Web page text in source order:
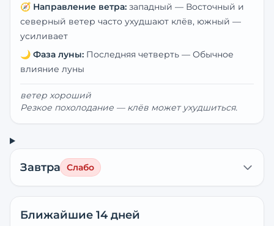
🧭 Направление ветра: западный — Восточный и
северный ветер часто ухудшают клёв, южный —
усиливает
🌙 Фаза луны: Последняя четверть — Обычное
влияние луны
ветер хороший
Резкое похолодание — клёв может ухудшиться.
Завтра Слабо
Ближайшие 14 дней